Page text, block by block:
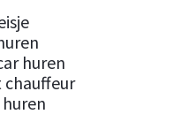
huren
chauffeur